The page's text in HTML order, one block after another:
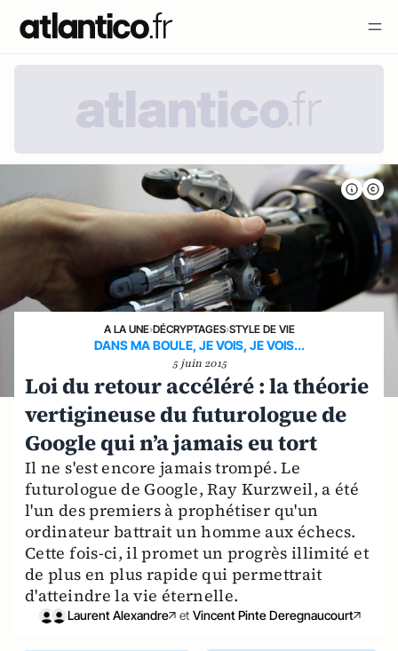
A LA UNE›DÉCRYPTAGES›STYLE DE VIE
DANS MA BOULE, JE VOIS, JE VOIS...
5 juin 2015
Loi du retour accéléré : la théorie
vertigineuse du futurologue de
Google qui n’a jamais eu tort
Il ne s'est encore jamais trompé. Le
futurologue de Google, Ray Kurzweil, a été
l'un des premiers à prophétiser qu'un
ordinateur battrait un homme aux échecs.
Cette fois-ci, il promet un progrès illimité et
de plus en plus rapide qui permettrait
d'atteindre la vie éternelle.
Laurent Alexandre et Vincent Pinte Deregnaucourt